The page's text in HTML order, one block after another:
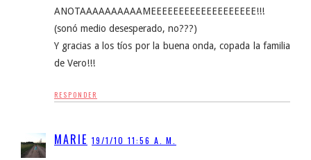
ANOTAAAAAAAAAAMEEEEEEEEEEEEEEEEEEE!!!
(sonó medio desesperado, no???)
Y gracias a los tíos por la buena onda, copada la familia
de Vero!!!
RESPONDER
MARIE 19/1/10 11:56 A. M.